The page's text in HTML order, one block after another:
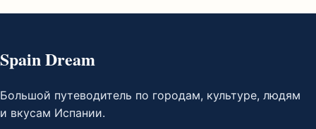
Spain Dream
Большой путеводитель по городам, культуре, людям
и вкусам Испании.